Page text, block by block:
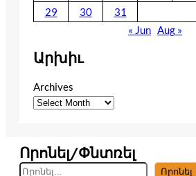
29
30
31
« Jun Aug »
Արխիւ
Archives
Որոնել/Փնտռել
S Որոնել